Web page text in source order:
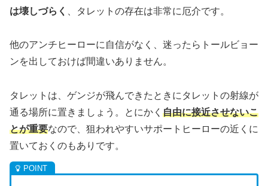
は壊しづらく
、タレットの存在は非常に厄介です。
他のアンチヒーローに自信がなく、迷ったらトールビョー
ンを出しておけば間違いありません。
タレットは、ゲンジが飛んできたときにタレットの射線が
通る場所に置きましょう。とにかく 自由に接近させないこ
とが重要なので、狙われやすいサポートヒーローの近くに
置いておくのもありです。